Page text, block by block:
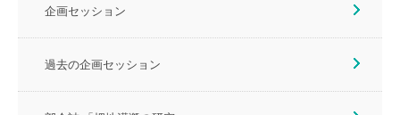
企画セッション
過去の企画セッション